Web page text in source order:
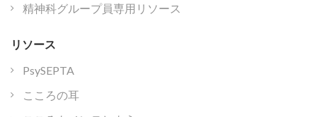
精神科グループ員専用リソース
リソース
PsySEPTA
こころの耳